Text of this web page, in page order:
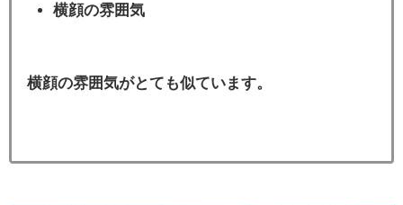
横顔の雰囲気
横顔の雰囲気がとても似ています。